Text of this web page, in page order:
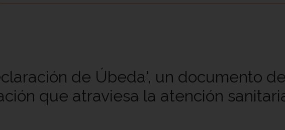
de Úbeda', un documento
que atraviesa la atención